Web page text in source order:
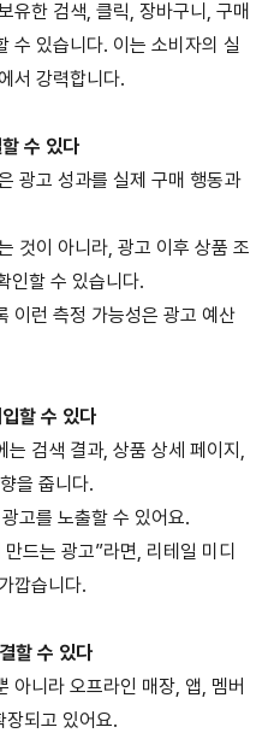
유한 검색 클릭 장바구니
구매
수 있습니다. 이는 소비자의 실
서 강력합니다.
수 있다
광고 성과를 실제 구매 행동과
것이 아니라 광고 이후 상품 조
인할 수 있습니다.
이런 측정 가능성은 광고 예산
할 수 있다
는 검색 결과, 상품 상세 페이지
을 줍니다.
고를 노출할 수 있어요.
만드는 광고”라면 리테일 미디
깝습니다.
할 수 있다
아니라 오프라인 매장 앱 멤버
장되고 있어요.